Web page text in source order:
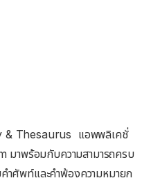
& Thesaurus แอพพลิเคชั่
าพร้อมกับความสามารถครบ
ำศัพท์และคำพ้องความหมายก